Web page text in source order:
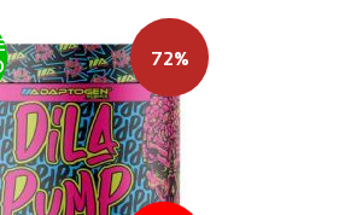
72%